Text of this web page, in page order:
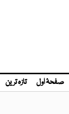
صفحۂ اول تازہ ترین